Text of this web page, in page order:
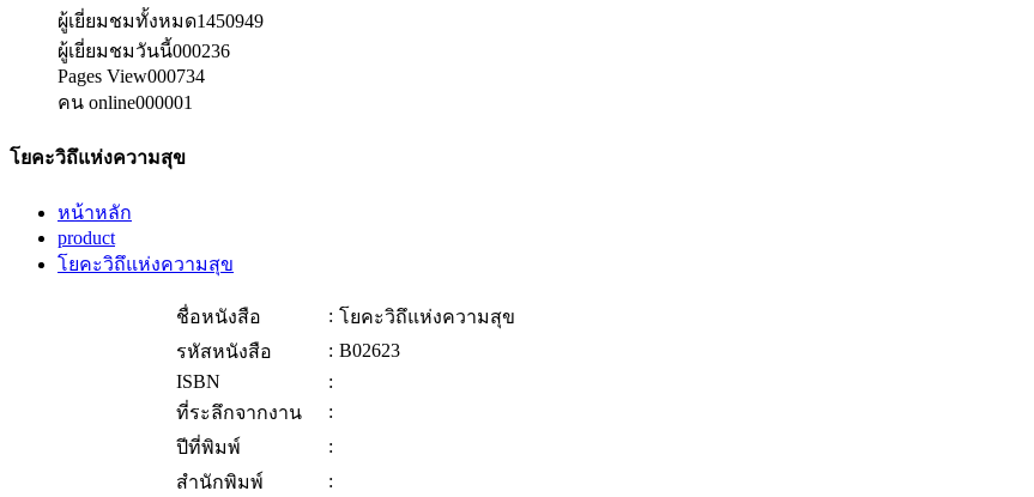
ผู้เยี่ยมชมทั้งหมด1450949
ผู้เยี่ยมชมวันนี้000236
Pages View000734
คน online000001
โยคะวิถึแห่งความสุข
หน้าหลัก
product
โยคะวิถึแห่งความสุข
ชื่อหนังสือ : โยคะวิถึแห่งความสุข
รหัสหนังสือ
: B02623
ISBN
:
ที่ระลึกจากงาน
:
ปีที่พิมพ์
:
สำนักพิมพ์
: